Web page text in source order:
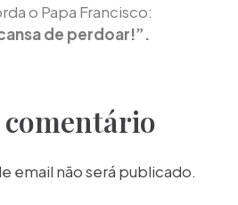
o Papa Francisco:
de perdoar!”.
email não será publicado.